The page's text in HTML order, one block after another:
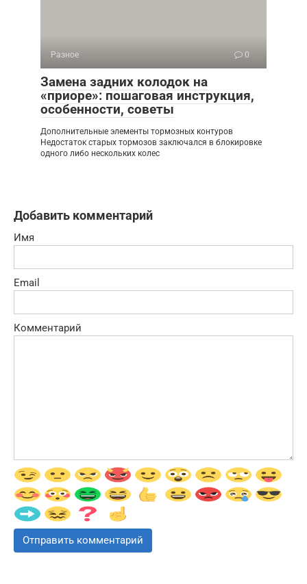
Разное 0
Замена задних колодок на
«приоре»: пошаговая инструкция,
особенности, советы
Дополнительные элементы тормозных контуров
Недостаток старых тормозов заключался в блокировке
одного либо нескольких колес
Добавить комментарий
Имя
Email
Комментарий